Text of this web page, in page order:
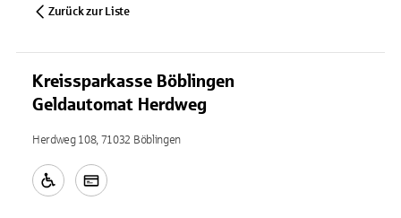
Zurück zur Liste
Kreissparkasse Böblingen
Geldautomat Herdweg
Herdweg 108, 71032 Böblingen